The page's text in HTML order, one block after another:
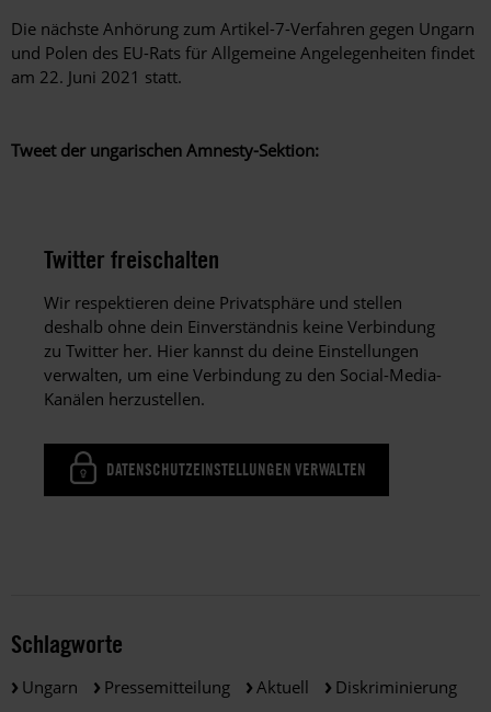
Die nächste Anhörung zum Artikel-7-Verfahren gegen Ungarn
und Polen des EU-Rats für Allgemeine Angelegenheiten findet
am 22. Juni 2021 statt.
Tweet der ungarischen Amnesty-Sektion:
Twitter freischalten
Wir respektieren deine Privatsphäre und stellen
deshalb ohne dein Einverständnis keine Verbindung
zu Twitter her. Hier kannst du deine Einstellungen
verwalten, um eine Verbindung zu den Social-Media-
Kanälen herzustellen.
DATENSCHUTZEINSTELLUNGEN VERWALTEN
Schlagworte
Ungarn Pressemitteilung Aktuell
Diskriminierung